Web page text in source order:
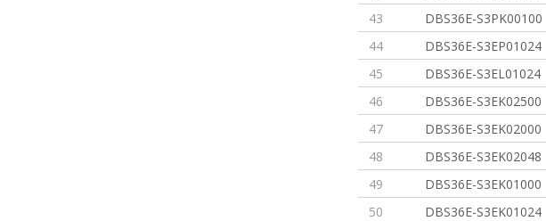
43 DBS36E-S3PK00100
44 DBS36E-S3EP01024
45 DBS36E-S3EL01024
46 DBS36E-S3EK02500
47 DBS36E-S3EK02000
48 DBS36E-S3EK02048
49 DBS36E-S3EK01000
50 DBS36E-S3EK01024